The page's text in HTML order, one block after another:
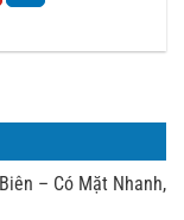
– Có Mặt Nhanh,